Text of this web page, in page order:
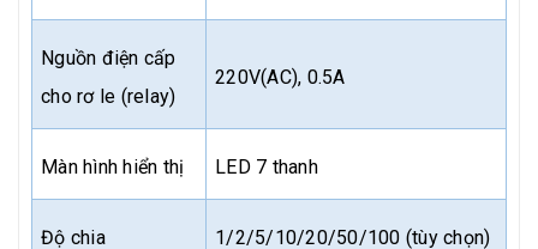
Nguồn điện cấp
cho rơ le (relay)
220V(AC), 0.5A
Màn hình hiển thị LED 7 thanh
Độ chia 1/2/5/10/20/50/100 (tùy chọn)